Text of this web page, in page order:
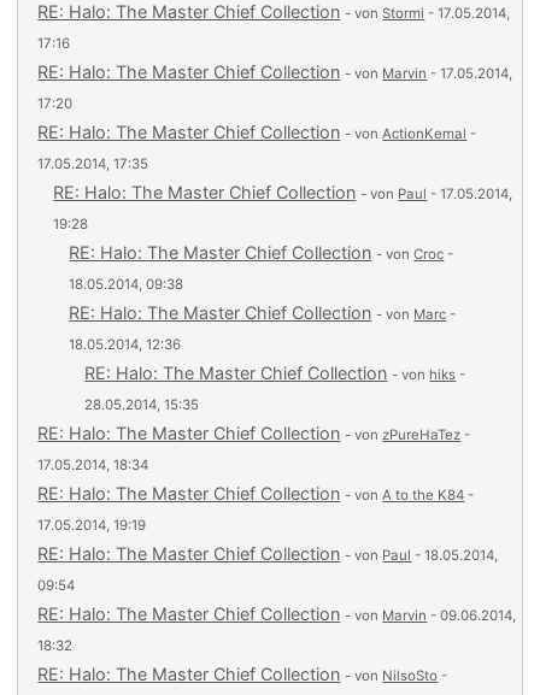
RE: Halo: The Master Chief Collection - vonStormi - 17.05.2014,
17:16
RE: Halo: The Master Chief Collection - von Marvin - 17.05.2014,
17:20
RE: Halo: The Master Chief Collection - vonActionKemal -
17.05.2014, 17:35
RE: Halo: The Master Chief Collection - von Paul - 17.05.2014,
19:28
RE: Halo: The Master Chief Collection - vonCroc -
18.05.2014, 09:38
RE: Halo: The Master Chief Collection - von Marc -
18.05.2014, 12:36
RE: Halo: The Master Chief Collection - von hiks -
28.05.2014, 15:35
RE: Halo: The Master Chief Collection - vonzPureHaTez -
17.05.2014, 18:34
RE: Halo: The Master Chief Collection - vonA to the K84 -
17.05.2014, 19:19
RE: Halo: The Master Chief Collection - von Paul - 18.05.2014,
09:54
RE: Halo: The Master Chief Collection - von Marvin - 09.06.2014,
18:32
RE: Halo: The Master Chief Collection - von NilsoSto -